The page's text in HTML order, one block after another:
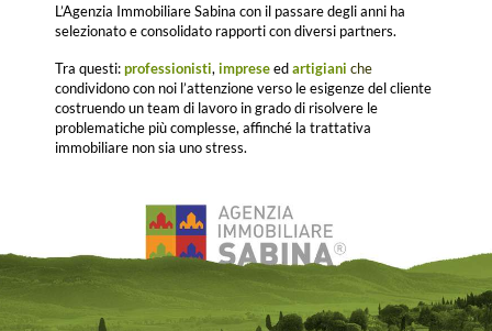
L’Agenzia Immobiliare Sabina con il passare degli anni ha
selezionato e consolidato rapporti con diversi partners.
Tra questi:professionisti, impreseedartigiani che
condividono con noi l’attenzione verso le esigenze del cliente
costruendo un team di lavoro in grado di risolvere le
problematiche più complesse, affinché la trattativa
immobiliare non sia uno stress.
Poggio Mirteto.